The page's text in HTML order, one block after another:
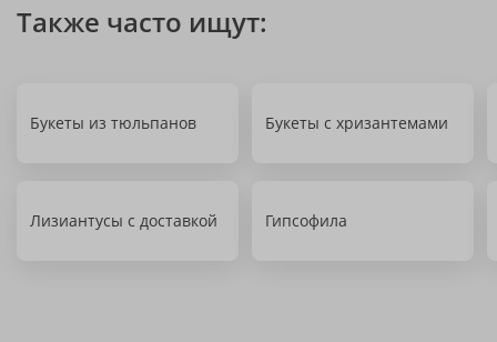
Также часто ищут:
Букеты из тюльпанов Букеты с хризантемами
Лизиантусы с доставкой Гипсофила